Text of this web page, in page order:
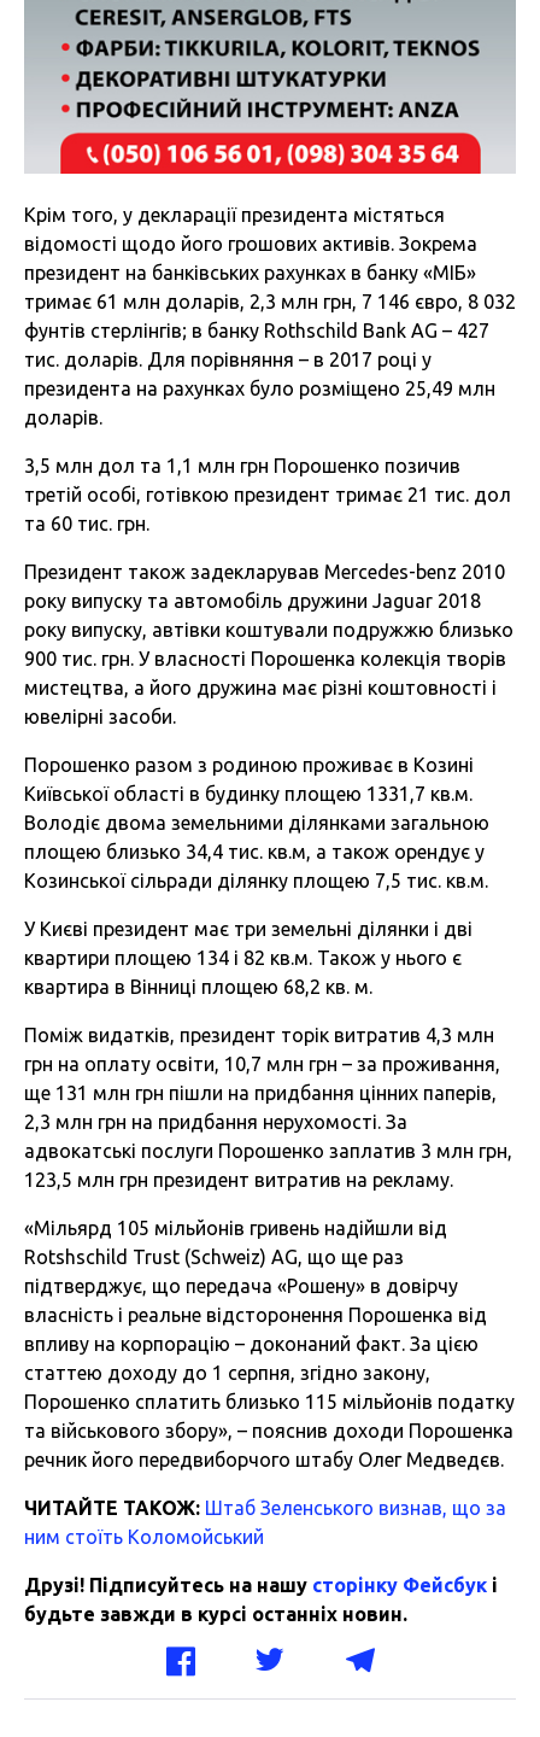
Крім того, у декларації президента містяться
відомості щодо його грошових активів. Зокрема
президент на банківських рахунках в банку «МІБ»
тримає 61 млн доларів, 2,3 млн грн, 7 146 євро, 8 032
фунтів стерлінгів; в банку Rothschild Bank AG – 427
тис. доларів. Для порівняння – в 2017 році у
президента на рахунках було розміщено 25,49 млн
доларів.
3,5 млн дол та 1,1 млн грн Порошенко позичив
третій особі, готівкою президент тримає 21 тис. дол
та 60 тис. грн.
Президент також задекларував Mercedes-benz 2010
року випуску та автомобіль дружини Jaguar 2018
року випуску, автівки коштували подружжю близько
900 тис. грн. У власності Порошенка колекція творів
мистецтва, а його дружина має різні коштовності і
ювелірні засоби.
Порошенко разом з родиною проживає в Козині
Київської області в будинку площею 1331,7 кв.м.
Володіє двома земельними ділянками загальною
площею близько 34,4 тис. кв.м, а також орендує у
Козинської сільради ділянку площею 7,5 тис. кв.м.
У Києві президент має три земельні ділянки і дві
квартири площею 134 і 82 кв.м. Також у нього є
квартира в Вінниці площею 68,2 кв. м.
Поміж видатків, президент торік витратив 4,3 млн
грн на оплату освіти, 10,7 млн грн – за проживання,
ще 131 млн грн пішли на придбання цінних паперів,
2,3 млн грн на придбання нерухомості. За
адвокатські послуги Порошенко заплатив 3 млн грн,
123,5 млн грн президент витратив на рекламу.
«Мільярд 105 мільйонів гривень надійшли від
Rotshschild Trust (Schweiz) AG, що ще раз
підтверджує, що передача «Рошену» в довірчу
власність і реальне відсторонення Порошенка від
впливу на корпорацію – доконаний факт. За цією
статтею доходу до 1 серпня, згідно закону,
Порошенко сплатить близько 115 мільйонів податку
та військового збору», – пояснив доходи Порошенка
речник його передвиборчого штабу Олег Медведєв.
ЧИТАЙТЕ ТАКОЖ: Штаб Зеленського визнав, що за
ним стоїть Коломойський
Друзі! Підписуйтесь на нашу сторінку Фейсбук і
будьте завжди в курсі останніх новин.